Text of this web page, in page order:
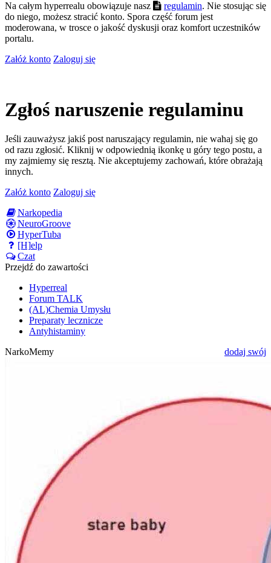
Na całym hyperrealu obowiązuje nasz regulamin. Nie stosując się
do niego, możesz stracić konto. Spora część forum jest
moderowana, w trosce o jakość dyskusji oraz komfort uczestników
portalu.
Załóż konto Zaloguj się
Zgłoś naruszenie regulaminu
Jeśli zauważysz jakiś post naruszający regulamin, nie wahaj się go
od razu zgłosić. Kliknij w odpowiednią ikonkę u góry tego postu, a
my zajmiemy się resztą. Nie akceptujemy zachowań, które obrażają
innych.
Załóż konto Zaloguj się
Narkopedia
NeuroGroove
HyperTuba
[H]elp
Czat
Przejdź do zawartości
Hyperreal
Forum TALK
(AL)Chemia Umysłu
Preparaty lecznicze
Antyhistaminy
NarkoMemy
dodaj swój